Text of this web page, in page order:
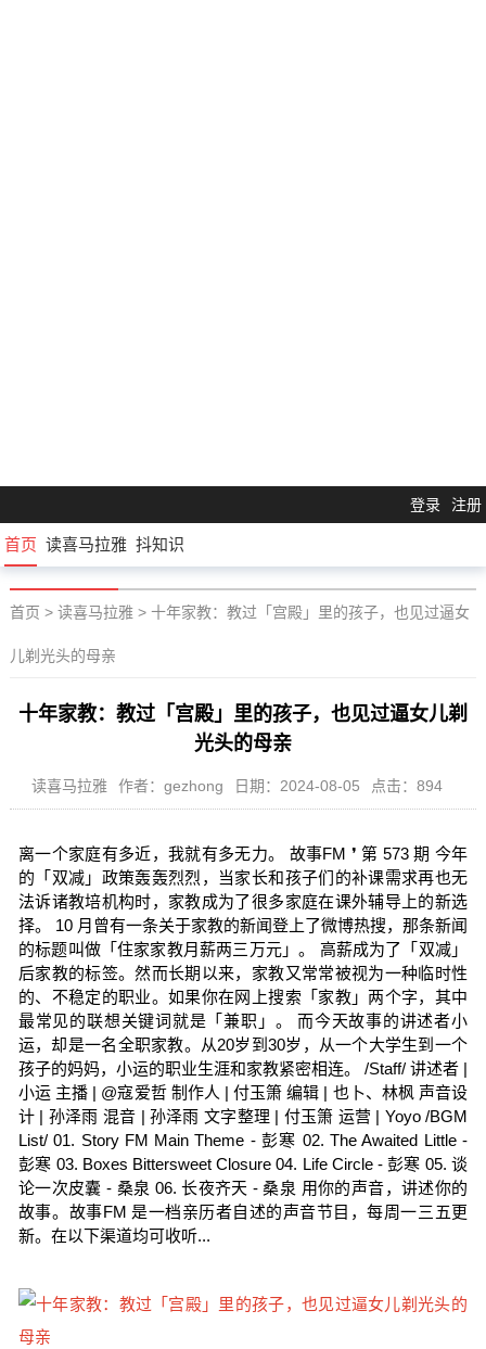
登录 注册
首页 读喜马拉雅 抖知识
首页 > 读喜马拉雅> 十年家教：教过「宫殿」里的孩子，也见过逼女
儿剃光头的母亲
十年家教：教过「宫殿」里的孩子，也见过逼女儿剃
光头的母亲
读喜马拉雅 作者：gezhong 日期：2024-08-05 点击：894
离一个家庭有多近，我就有多无力。 故事FM ❜ 第 573 期 今年
的「双减」政策轰轰烈烈，当家长和孩子们的补课需求再也无
法诉诸教培机构时，家教成为了很多家庭在课外辅导上的新选
择。 10 月曾有一条关于家教的新闻登上了微博热搜，那条新闻
的标题叫做「住家家教月薪两三万元」。 高薪成为了「双减」
后家教的标签。然而长期以来，家教又常常被视为一种临时性
的、不稳定的职业。如果你在网上搜索「家教」两个字，其中
最常见的联想关键词就是「兼职」。 而今天故事的讲述者小
运，却是一名全职家教。从20岁到30岁，从一个大学生到一个
孩子的妈妈，小运的职业生涯和家教紧密相连。 /Staff/ 讲述者 |
小运 主播 | @寇爱哲 制作人 | 付玉箫 编辑 | 也卜、林枫 声音设
计 | 孙泽雨 混音 | 孙泽雨 文字整理 | 付玉箫 运营 | Yoyo /BGM
List/ 01. Story FM Main Theme - 彭寒 02. The Awaited Little -
彭寒 03. Boxes Bittersweet Closure 04. Life Circle - 彭寒 05. 谈
论一次皮囊 - 桑泉 06. 长夜齐天 - 桑泉 用你的声音，讲述你的
故事。故事FM 是一档亲历者自述的声音节目，每周一三五更
新。在以下渠道均可收听...